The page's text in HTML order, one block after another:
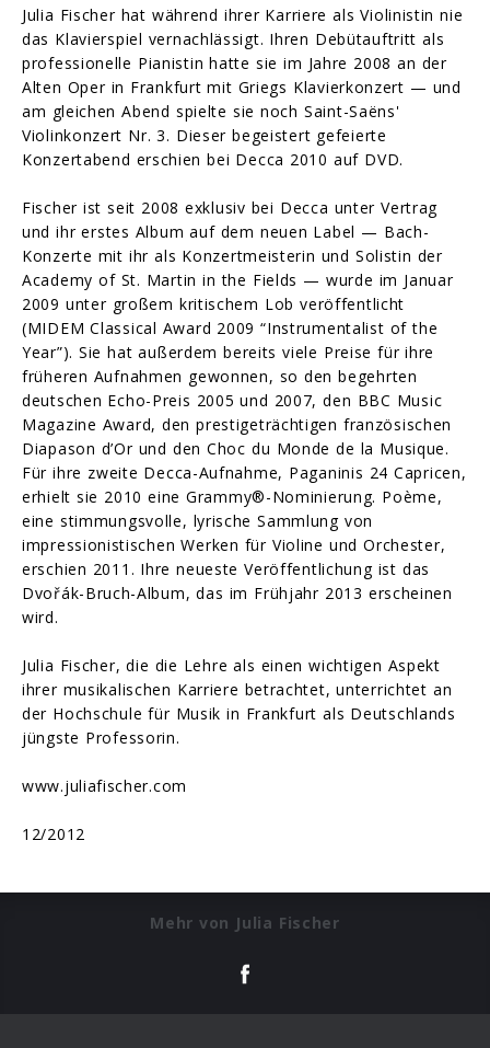
Julia Fischer hat während ihrer Karriere als Violinistin nie
das Klavierspiel vernachlässigt. Ihren Debütauftritt als
professionelle Pianistin hatte sie im Jahre 2008 an der
Alten Oper in Frankfurt mit Griegs Klavierkonzert — und
am gleichen Abend spielte sie noch Saint-Saëns'
Violinkonzert Nr. 3. Dieser begeistert gefeierte
Konzertabend erschien bei Decca 2010 auf DVD.
Fischer ist seit 2008 exklusiv bei Decca unter Vertrag
und ihr erstes Album auf dem neuen Label — Bach-
Konzerte mit ihr als Konzertmeisterin und Solistin der
Academy of St. Martin in the Fields — wurde im Januar
2009 unter großem kritischem Lob veröffentlicht
(MIDEM Classical Award 2009 “Instrumentalist of the
Year”). Sie hat außerdem bereits viele Preise für ihre
früheren Aufnahmen gewonnen, so den begehrten
deutschen Echo-Preis 2005 und 2007, den BBC Music
Magazine Award, den prestigeträchtigen französischen
Diapason d’Or und den Choc du Monde de la Musique.
Für ihre zweite Decca-Aufnahme, Paganinis 24 Capricen,
erhielt sie 2010 eine Grammy®-Nominierung. Poème,
eine stimmungsvolle, lyrische Sammlung von
impressionistischen Werken für Violine und Orchester,
erschien 2011. Ihre neueste Veröffentlichung ist das
Dvořák-Bruch-Album, das im Frühjahr 2013 erscheinen
wird.
Julia Fischer, die die Lehre als einen wichtigen Aspekt
ihrer musikalischen Karriere betrachtet, unterrichtet an
der Hochschule für Musik in Frankfurt als Deutschlands
jüngste Professorin.
www.juliafischer.com
12/2012
Mehr von Julia Fischer